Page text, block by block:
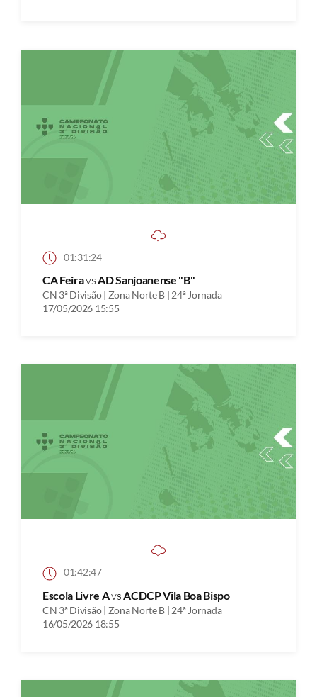
01:31:24
CA FeiravsAD Sanjoanense "B"
CN 3ª Divisão | Zona Norte B | 24ª Jornada
17/05/2026 15:55
01:42:47
Escola Livre AvsACDCP Vila Boa Bispo
CN 3ª Divisão | Zona Norte B | 24ª Jornada
16/05/2026 18:55